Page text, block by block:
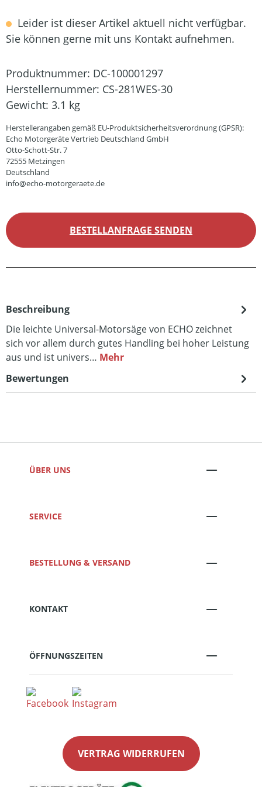
Leider ist dieser Artikel aktuell nicht verfügbar.
Sie können gerne mit uns Kontakt aufnehmen.
Produktnummer: DC-100001297
Herstellernummer: CS-281WES-30
Gewicht: 3.1 kg
Herstellerangaben gemäß EU-Produktsicherheitsverordnung (GPSR):
Echo Motorgeräte Vertrieb Deutschland GmbH
Otto-Schott-Str. 7
72555 Metzingen
Deutschland
info@echo-motorgeraete.de
BESTELLANFRAGE SENDEN
Beschreibung
Die leichte Universal-Motorsäge von ECHO zeichnet
sich vor allem durch gutes Handling bei hoher Leistung
aus und ist univers… Mehr
Bewertungen
ÜBER UNS
SERVICE
BESTELLUNG & VERSAND
KONTAKT
ÖFFNUNGSZEITEN
VERTRAG WIDERRUFEN